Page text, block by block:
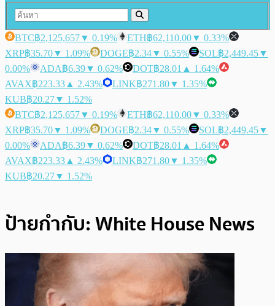
BTC฿2,125,657▼ 0.19% ETH฿62,110.00▼ 0.33%
XRP฿35.70▼ 1.09% DOGE฿2.34▼ 0.55% SOL฿2,449.45▼
0.00%
ADA฿6.39▼ 0.62% DOT฿28.01 ▲ 1.64%
AVAX฿223.33 ▲ 2.43% LINK฿271.80▼ 1.35%
KUB฿20.27▼ 1.52%
BTC฿2,125,657▼ 0.19% ETH฿62,110.00▼ 0.33%
XRP฿35.70▼ 1.09% DOGE฿2.34▼ 0.55% SOL฿2,449.45▼
0.00%
ADA฿6.39▼ 0.62% DOT฿28.01 ▲ 1.64%
AVAX฿223.33 ▲ 2.43% LINK฿271.80▼ 1.35%
KUB฿20.27▼ 1.52%
ป้ายกำกับ:White House News